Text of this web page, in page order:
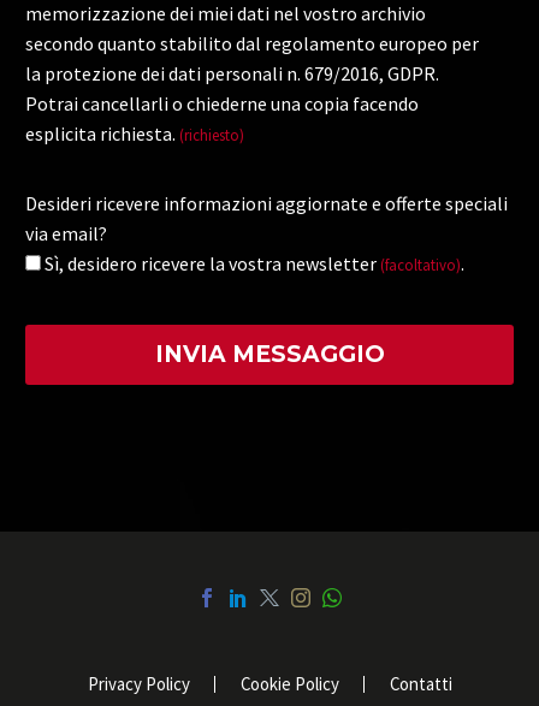
memorizzazione dei miei dati nel vostro archivio
secondo quanto stabilito dal regolamento europeo per
la protezione dei dati personali n. 679/2016, GDPR.
Potrai cancellarli o chiederne una copia facendo
esplicita richiesta. (richiesto)
Desideri ricevere informazioni aggiornate e offerte speciali
via email?
Sì, desidero ricevere la vostra newsletter (facoltativo).
Privacy Policy Cookie Policy Contatti